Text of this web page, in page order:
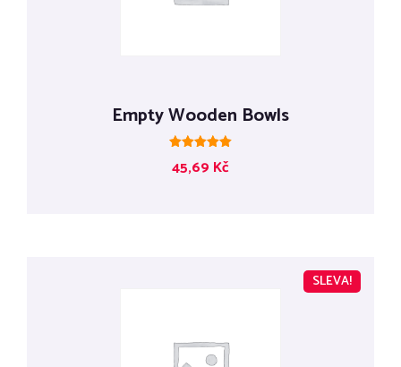
Empty Wooden Bowls
5.00
45,69 Kč
SLEVA!